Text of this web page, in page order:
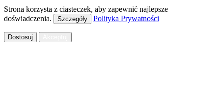
Strona korzysta z ciasteczek, aby zapewnić najlepsze
doświadczenia.
Szczegóły Polityka Prywatności
Dostosuj